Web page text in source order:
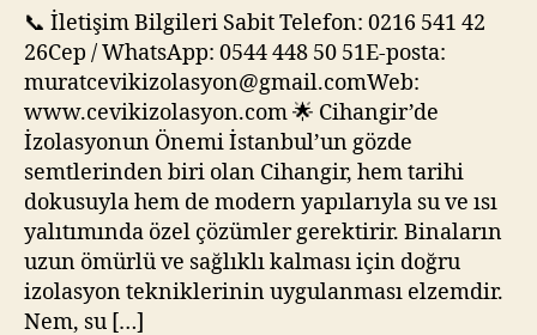
–
Tarihi
ve
Modern
Yapılar
İçin
Profesyonel
Yalıtım
Hizmetleri
📞 İletişim Bilgileri Sabit Telefon: 0216 541 42
26Cep / WhatsApp: 0544 448 50 51E-posta:
muratcevikizolasyon@gmail.comWeb:
www.cevikizolasyon.com 🌟 Cihangir’de
İzolasyonun Önemi İstanbul’un gözde
semtlerinden biri olan Cihangir, hem tarihi
dokusuyla hem de modern yapılarıyla su ve ısı
yalıtımında özel çözümler gerektirir. Binaların
uzun ömürlü ve sağlıklı kalması için doğru
izolasyon tekniklerinin uygulanması elzemdir.
Nem, su […]